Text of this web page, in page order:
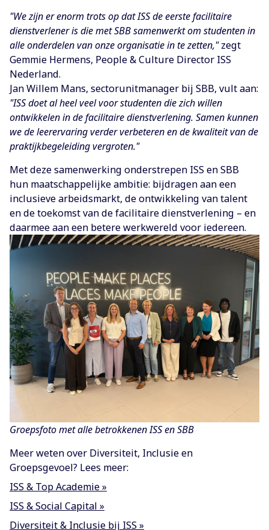
"We zijn er enorm trots op dat ISS de eerste facilitaire
dienstverlener is die met SBB samenwerkt om studenten in
alle onderdelen van onze organisatie in te zetten,"zegt
Gemmie Hermens, People & Culture Director ISS
Nederland.
Jan Willem Mans, sectorunitmanager bij SBB, vult aan:
"ISS doet al heel veel voor studenten die zich willen
ontwikkelen in de facilitaire dienstverlening. Samen kunnen
we de leerervaring verder verbeteren en de kwaliteit van de
praktijkbegeleiding vergroten."
Met deze samenwerking onderstrepen ISS en SBB
hun maatschappelijke ambitie: bijdragen aan een
inclusieve arbeidsmarkt, de ontwikkeling van talent
en de toekomst van de facilitaire dienstverlening – en
daarmee aan een betere werkwereld voor iedereen.
Groepsfoto met alle betrokkenen ISS en SBB
Meer weten over Diversiteit, Inclusie en
Groepsgevoel? Lees meer:
ISS & Top Academie »
ISS & Social Capital »
Diversiteit & Inclusie bij ISS »